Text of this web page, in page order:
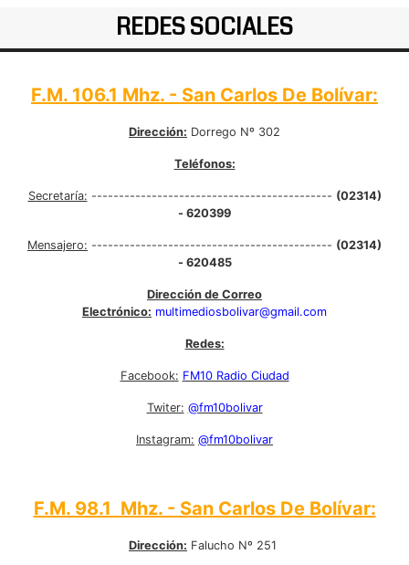
REDES SOCIALES
F.M. 106.1 Mhz. - San Carlos De Bolívar:
Dirección: Dorrego Nº 302
Teléfonos:
Secretaría: -------------------------------------------- (02314)
- 620399
Mensajero: -------------------------------------------- (02314)
- 620485
Dirección de Correo
Electrónico: multimediosbolivar@gmail.com
Redes:
Facebook: FM10 Radio Ciudad
Twiter: @fm10bolivar
Instagram: @fm10bolivar
F.M. 98.1 Mhz. - San Carlos De Bolívar:
Dirección: Falucho Nº 251